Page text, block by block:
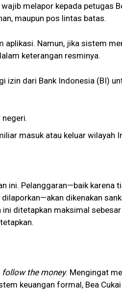
melapor kepada petugas
maupun pos lintas batas.
aplikasi. Namun, jika sistem
keterangan resminya.
izin dari Bank Indonesia (BI)
masuk atau keluar wilayah
ini. Pelanggaran—baik karena
dikenakan
ditetapkan maksimal
follow the money. Mengingat
keuangan formal, Bea Cukai